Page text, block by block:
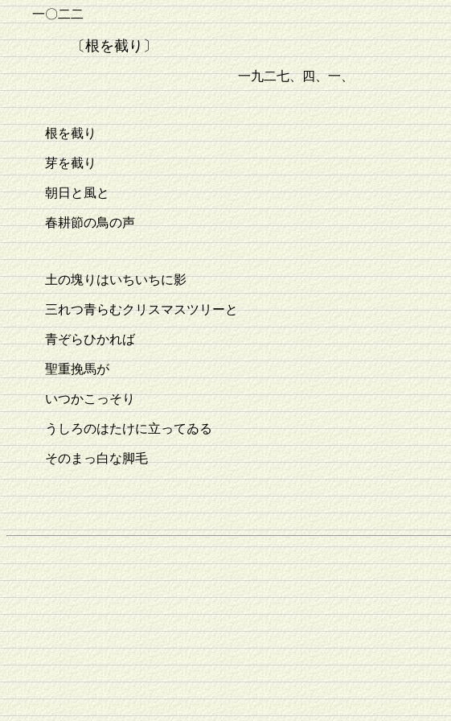
一〇二二
〔根を截り〕
一九二七、四、一、
根を截り
芽を截り
朝日と風と
春耕節の鳥の声
土の塊りはいちいちに影
三れつ青らむクリスマスツリーと
青ぞらひかれば
聖重挽馬が
いつかこっそり
うしろのはたけに立ってゐる
そのまっ白な脚毛